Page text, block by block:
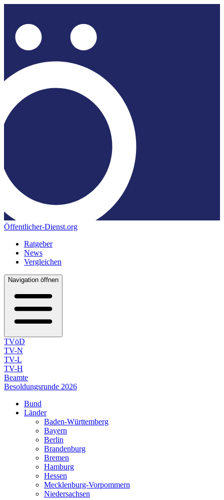
Öffentlicher-Dienst.org
Ratgeber
News
Vergleichen
Navigation öffnen
TVöD
TV-N
TV-L
TV-H
Beamte
Besoldungsrunde 2026
Bund
Länder
Baden-Württemberg
Bayern
Berlin
Brandenburg
Bremen
Hamburg
Hessen
Mecklenburg-Vorpommern
Niedersachsen